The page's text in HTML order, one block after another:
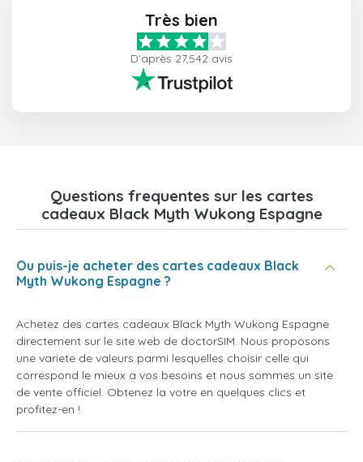
Très bien
D'après 27,542 avis
Questions frequentes sur les cartes
cadeaux Black Myth Wukong Espagne
Ou puis-je acheter des cartes cadeaux Black
Myth Wukong Espagne ?
Achetez des cartes cadeaux Black Myth Wukong Espagne
directement sur le site web de doctorSIM. Nous proposons
une variete de valeurs parmi lesquelles choisir celle qui
correspond le mieux a vos besoins et nous sommes un site
de vente officiel. Obtenez la votre en quelques clics et
profitez-en !